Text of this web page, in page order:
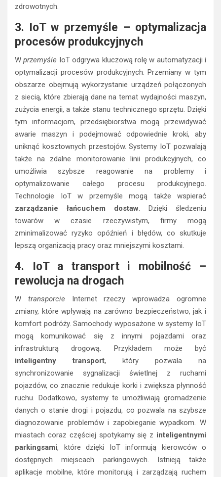
zdrowotnych.
3. IoT w przemyśle – optymalizacja
procesów produkcyjnych
Wprzemyśle IoT odgrywa kluczową rolę w automatyzacji i
optymalizacji procesów produkcyjnych. Przemiany w tym
obszarze obejmują wykorzystanie urządzeń połączonych
z siecią, które zbierają dane na temat wydajności maszyn,
zużycia energii, a także stanu technicznego sprzętu. Dzięki
tym informacjom, przedsiębiorstwa mogą przewidywać
awarie maszyn i podejmować odpowiednie kroki, aby
uniknąć kosztownych przestojów. Systemy IoT pozwalają
także na zdalne monitorowanie linii produkcyjnych, co
umożliwia szybsze reagowanie na problemy i
optymalizowanie całego procesu produkcyjnego.
Technologie IoT w przemyśle mogą także wspierać
zarządzanie łańcuchem dostaw. Dzięki śledzeniu
towarów w czasie rzeczywistym, firmy mogą
zminimalizować ryzyko opóźnień i błędów, co skutkuje
lepszą organizacją pracy oraz mniejszymi kosztami.
4. IoT a transport i mobilność –
rewolucja na drogach
W transporcie Internet rzeczy wprowadza ogromne
zmiany, które wpływają na zarówno bezpieczeństwo, jak i
komfort podróży. Samochody wyposażone w systemy IoT
mogą komunikować się z innymi pojazdami oraz
infrastrukturą drogową. Przykładem może być
inteligentny transport, który pozwala na
synchronizowanie sygnalizacji świetlnej z ruchami
pojazdów, co znacznie redukuje korki i zwiększa płynność
ruchu. Dodatkowo, systemy te umożliwiają gromadzenie
danych o stanie drogi i pojazdu, co pozwala na szybsze
diagnozowanie problemów i zapobieganie wypadkom. W
miastach coraz częściej spotykamy się z inteligentnymi
parkingsami, które dzięki IoT informują kierowców o
dostępnych miejscach parkingowych. Istnieją także
aplikacje mobilne, które monitorują i zarządzają ruchem